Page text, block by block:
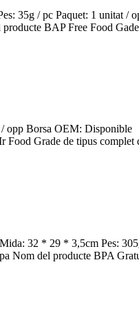
35g / pc Paquet: 1 unitat /
BAP Free Food Gade
opp Borsa OEM: Disponible
Food Grade de tipus complet
32 * 29 * 3,5cm Pes:
Nom del producte BPA